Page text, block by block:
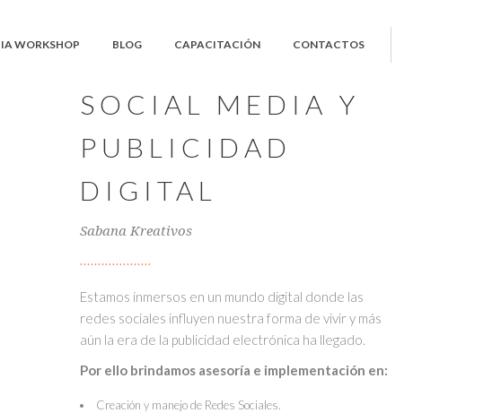
IA WORKSHOP BLOG CAPACITACIÓN CONTACTOS
SOCIAL MEDIA Y
PUBLICIDAD
DIGITAL
Sabana Kreativos
Estamos inmersos en un mundo digital donde las
redes sociales influyen nuestra forma de vivir y más
aún la era de la publicidad electrónica ha llegado.
Por ello brindamos asesoría e implementación en:
Creación y manejo de Redes Sociales.